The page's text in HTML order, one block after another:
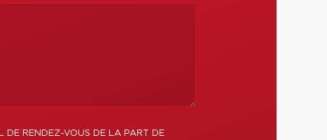
DE RENDEZ-VOUS DE LA PART DE